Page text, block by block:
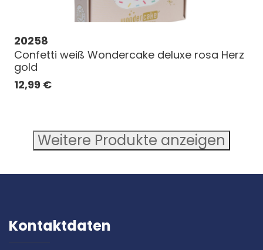
20258
Confetti weiß Wondercake deluxe rosa Herz
gold
12,99 €
Weitere Produkte anzeigen
Kontaktdaten